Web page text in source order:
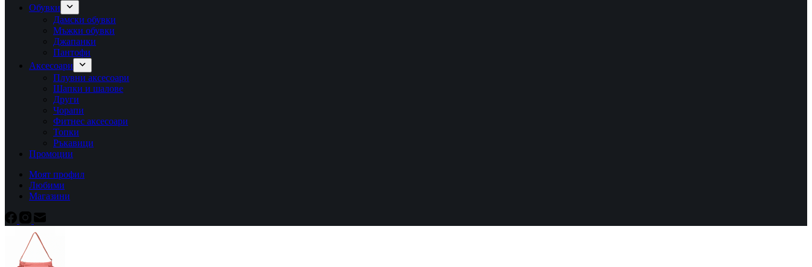
Обувки
Дамски обувки
Мъжки обувки
Джапанки
Пантофи
Аксесоари
Плувни аксесоари
Шапки и шалове
Други
Чорапи
Фитнес аксесоари
Топки
Ръкавици
Промоции
Моят профил
Любими
Магазини